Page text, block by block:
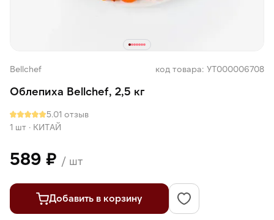
Bellсhef код товара: УТ000006708
Облепиха Bellсhef, 2,5 кг
5.01 отзыв
1 шт · КИТАЙ
589 ₽ / шт
Добавить в корзину